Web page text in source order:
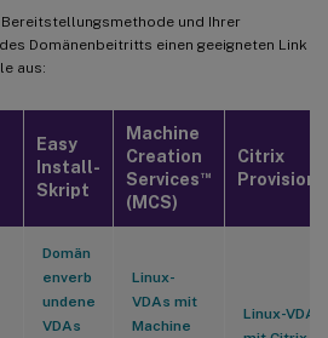
Bereitstellungsmethode und Ihrer
Domänenbeitritts einen geeigneten Link
aus:
Easy
Install-
Skript
Machine
Creation
Services™
(MCS)
Citrix
Domän
enverb
undene
VDAs
Linux-
VDAs mit
Machine
Linux-VDAs